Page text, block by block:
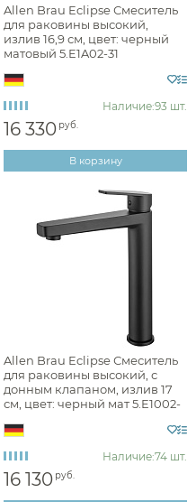
Allen Brau Eclipse Смеситель
для раковины высокий,
излив 16,9 см, цвет: черный
матовый 5.E1A02-31
Наличие:93 шт.
16 330 руб.
В корзину
Allen Brau Eclipse Смеситель
для раковины высокий, с
донным клапаном, излив 17
см, цвет: черный мат 5.E1002-
Наличие:74 шт.
16 130 руб.